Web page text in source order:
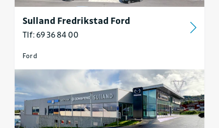
Sulland Fredrikstad Ford
Tlf: 69 36 84 00
Ford